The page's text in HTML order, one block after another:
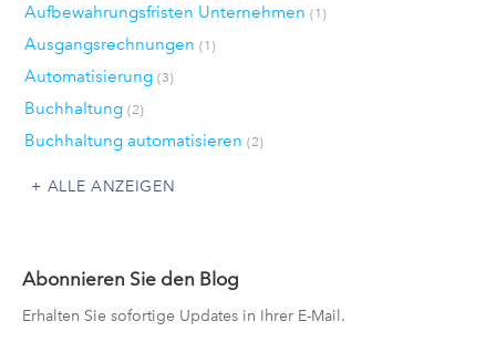
Aufbewahrungsfristen Unternehmen (1)
Ausgangsrechnungen (1)
Automatisierung (3)
Buchhaltung (2)
Buchhaltung automatisieren (2)
ALLE ANZEIGEN
Abonnieren Sie den Blog
Erhalten Sie sofortige Updates in Ihrer E-Mail.